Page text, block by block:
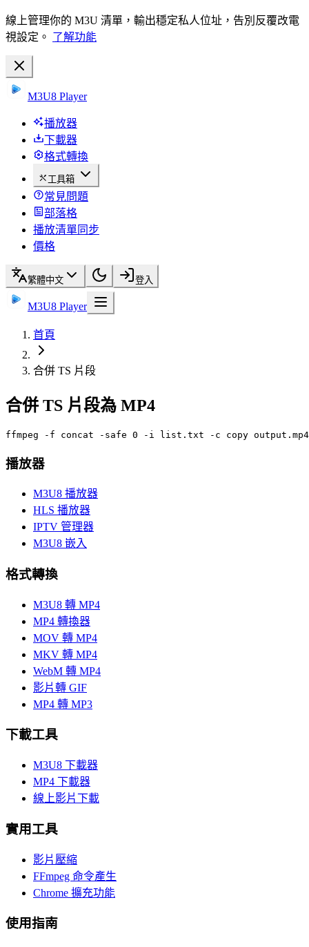
線上管理你的 M3U 清單，輸出穩定私人位址，告別反覆改電
視設定。 了解功能
M3U8 Player
播放器
下載器
格式轉換
工具箱
常見問題
部落格
播放清單同步
價格
繁體中文 登入
M3U8 Player
首頁
合併 TS 片段
合併 TS 片段為 MP4
ffmpeg -f concat -safe 0 -i list.txt -c copy output.mp4
播放器
M3U8 播放器
HLS 播放器
IPTV 管理器
M3U8 嵌入
格式轉換
M3U8 轉 MP4
MP4 轉換器
MOV 轉 MP4
MKV 轉 MP4
WebM 轉 MP4
影片轉 GIF
MP4 轉 MP3
下載工具
M3U8 下載器
MP4 下載器
線上影片下載
實用工具
影片壓縮
FFmpeg 命令產生
Chrome 擴充功能
使用指南